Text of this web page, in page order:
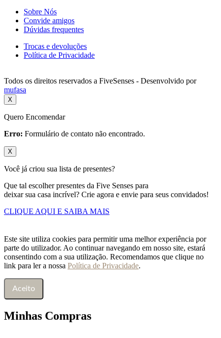
Sobre Nós
Convide amigos
Dúvidas frequentes
Trocas e devoluções
Política de Privacidade
Todos os direitos reservados a FiveSenses - Desenvolvido por
mufasa
X
Quero Encomendar
Erro: Formulário de contato não encontrado.
X
Você já criou sua lista de presentes?
Que tal escolher presentes da Five Senses para
deixar sua casa incrível? Crie agora e envie para seus convidados!
CLIQUE AQUI E SAIBA MAIS
Este site utiliza cookies para permitir uma melhor experiência por
parte do utilizador. Ao continuar navegando em nosso site, estará
consentindo com a sua utilização. Recomendamos que clique no
link para ler a nossa Política de Privacidade.
Aceito
Minhas Compras